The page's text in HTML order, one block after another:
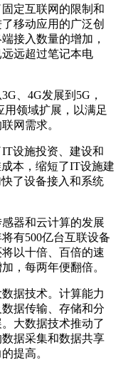
定互联网的限制和
移动应用的广泛创
接入数量的增加，
远超过笔记本电
、4G发展到5G，
用领域扩展，以满足
网需求。
设施投资、建设和
本，缩短了IT设施建
了设备接入和系统
器和云计算的发展
有500亿台互联设备
以十倍、百倍的速
，每两年便翻倍。
据技术。计算能力
据传输、存储和分
大数据技术推动了
据采集和数据共享
提高。